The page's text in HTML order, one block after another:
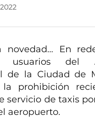
novedad… En
usuarios del
de la Ciudad de
la prohibición
servicio de taxis
aeropuerto.